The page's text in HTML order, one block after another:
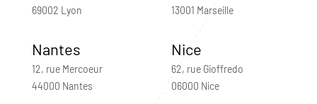
69002 Lyon
13001 Marseille
Nantes
12, rue Mercoeur
44000 Nantes
Nice
62, rue Gioffredo
06000 Nice